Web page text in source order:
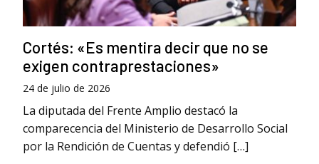
Cortés: «Es mentira decir que no se
exigen contraprestaciones»
24 de julio de 2026
La diputada del Frente Amplio destacó la
comparecencia del Ministerio de Desarrollo Social
por la Rendición de Cuentas y defendió […]